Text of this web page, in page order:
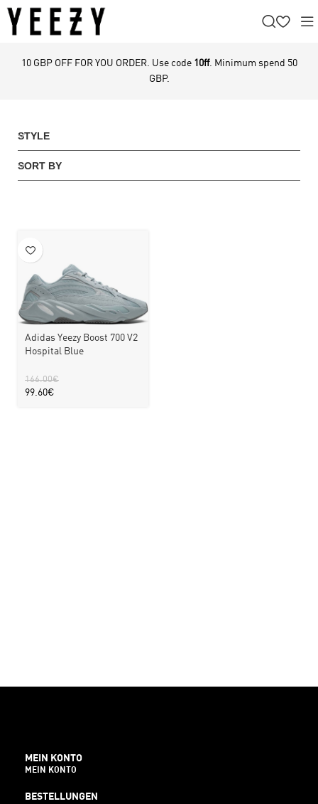
10 GBP OFF FOR YOU ORDER. Use code 10ff. Minimum spend 50
GBP.
STYLE
SORT BY
Adidas Yeezy Boost 700 V2
Hospital Blue
166.00€
99.60€
MEIN KONTO
MEIN KONTO
BESTELLUNGEN